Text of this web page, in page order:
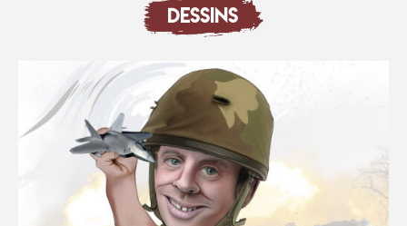
DESSINS